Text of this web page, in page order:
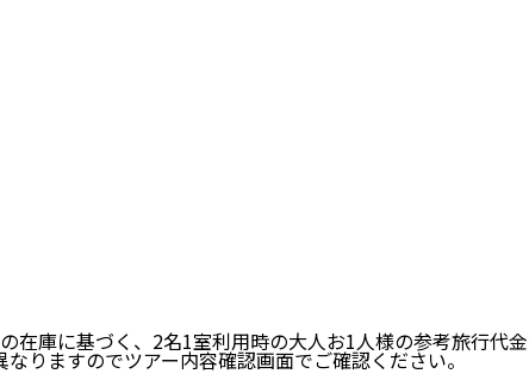
在庫に基づく、 2名1室利用時の大人お1人様の参考旅行代金
りますのでツアー内容確認画面でご確認ください。